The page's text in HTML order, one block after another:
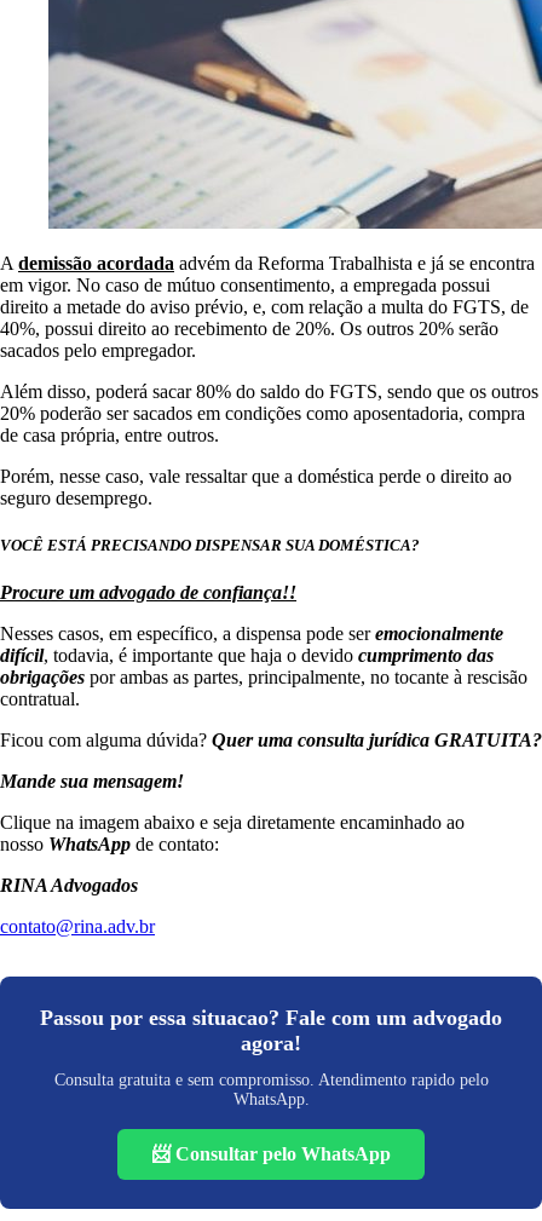
A demissão acordada advém da Reforma Trabalhista e já se encontra
em vigor. No caso de mútuo consentimento, a empregada possui
direito a metade do aviso prévio, e, com relação a multa do FGTS, de
40%, possui direito ao recebimento de 20%. Os outros 20% serão
sacados pelo empregador.
Além disso, poderá sacar 80% do saldo do FGTS, sendo que os outros
20% poderão ser sacados em condições como aposentadoria, compra
de casa própria, entre outros.
Porém, nesse caso, vale ressaltar que a doméstica perde o direito ao
seguro desemprego.
VOCÊ ESTÁ PRECISANDO DISPENSAR SUA DOMÉSTICA?
Procure um advogado de confiança!!
Nesses casos, em específico, a dispensa pode seremocionalmente
difícil, todavia, é importante que haja o devido cumprimento das
obrigações por ambas as partes, principalmente, no tocante à rescisão
contratual.
Ficou com alguma dúvida? Quer uma consulta jurídica GRATUITA?
Mande sua mensagem!
Clique na imagem abaixo e seja diretamente encaminhado ao
nosso WhatsApp de contato:
RINA Advogados
contato@rina.adv.br
Passou por essa situacao? Fale com um advogado
agora!
Consulta gratuita e sem compromisso. Atendimento rapido pelo
WhatsApp.
📨 Consultar pelo WhatsApp